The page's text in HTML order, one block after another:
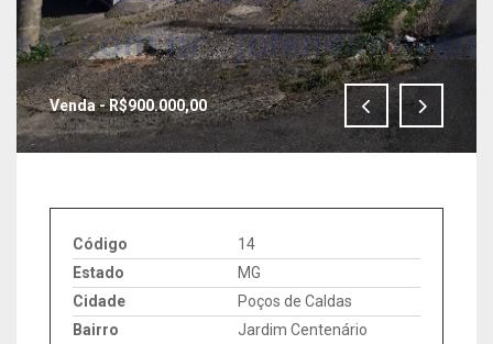
Venda - R$900.000,00
Código
14
Estado
MG
Cidade
Poços de Caldas
Bairro
Jardim Centenário